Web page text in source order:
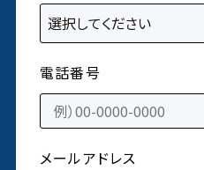
電話番号
メールアドレス